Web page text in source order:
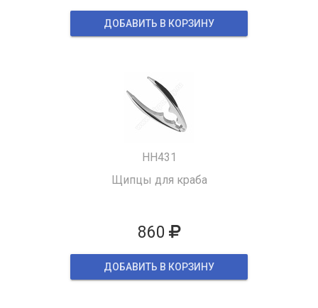
ДОБАВИТЬ В КОРЗИНУ
HH431
Щипцы для краба
860
ДОБАВИТЬ В КОРЗИНУ